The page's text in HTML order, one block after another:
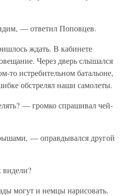
— ответил Поповцев.
ждать. В кабинете
Через дверь слышался
то истребительном батальоне,
обстрелял наши самолеты.
— громко спрашивал чей-
— оправдывался другой
могут и немцы нарисовать.